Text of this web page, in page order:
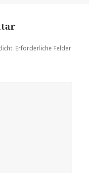
Erforderliche Felder